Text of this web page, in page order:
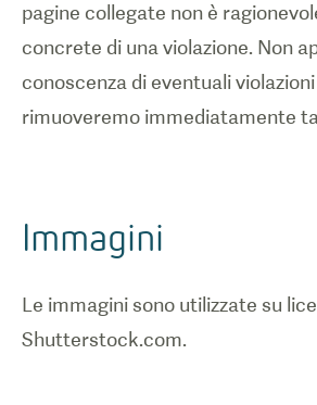
pagine collegate non è
concrete di una violazione. Non
conoscenza di eventuali
rimuoveremo immediatamente
Immagini
Le immagini sono utilizzate su
Shutterstock.com.